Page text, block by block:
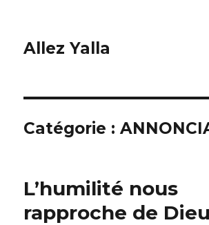
Allez Yalla
Catégorie :
L’humilité nous
rapproche de